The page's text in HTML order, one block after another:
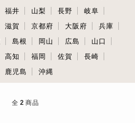
福井 山梨 長野
岐阜
滋賀 京都府 大阪府
兵庫
島根 岡山 広島
山口
高知 福岡 佐賀
長崎
鹿児島 沖縄
全 2 商品